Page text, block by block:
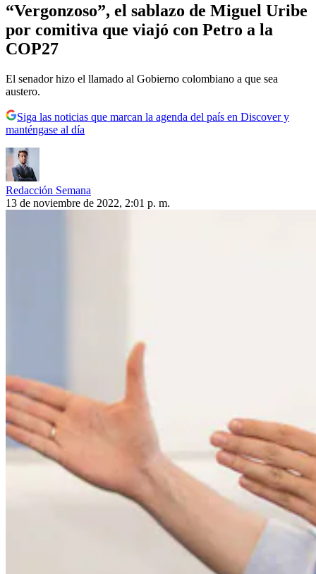
“Vergonzoso”, el sablazo de Miguel Uribe
por comitiva que viajó con Petro a la
COP27
El senador hizo el llamado al Gobierno colombiano a que sea
austero.
Siga las noticias que marcan la agenda del país en Discover y
manténgase al día
Redacción Semana
13 de noviembre de 2022, 2:01 p. m.